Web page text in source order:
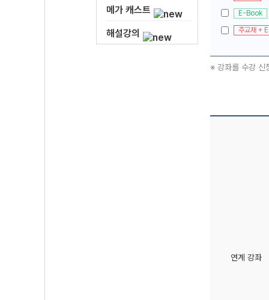
메가 캐스트
해설강의
E-Book
주교재 +
※ 강좌를 수강 신
연계 강좌